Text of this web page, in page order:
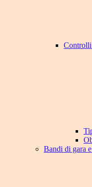
Controlli
Bandi di gara